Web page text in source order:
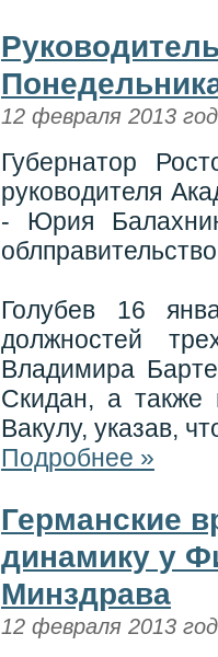
12 февраля 2013
Губернатор
руководителя
- Юрия
Голубев 16
должностей
Владимира
Скидан, а также
Вакулу, указав,
Подробнее »
Германские
динамику у
Минздрава
12 февраля 2013